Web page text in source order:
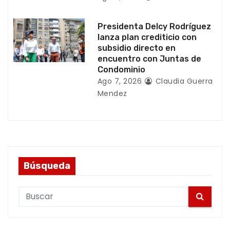
s
Presidenta Delcy Rodríguez
lanza plan crediticio con
subsidio directo en
encuentro con Juntas de
Condominio
Ago 7, 2026
Claudia Guerra
Mendez
Búsqueda